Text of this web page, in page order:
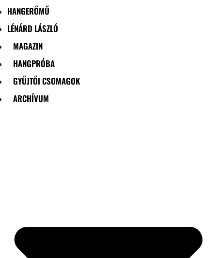
HANGERŐMŰ
LÉNÁRD LÁSZLÓ
MAGAZIN
HANGPRÓBA
GYŰJTŐI CSOMAGOK
ARCHÍVUM